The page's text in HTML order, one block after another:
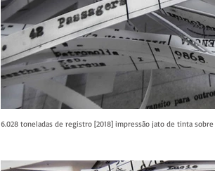
6.028 toneladas de registro [2018] impressão jato de tinta sobre